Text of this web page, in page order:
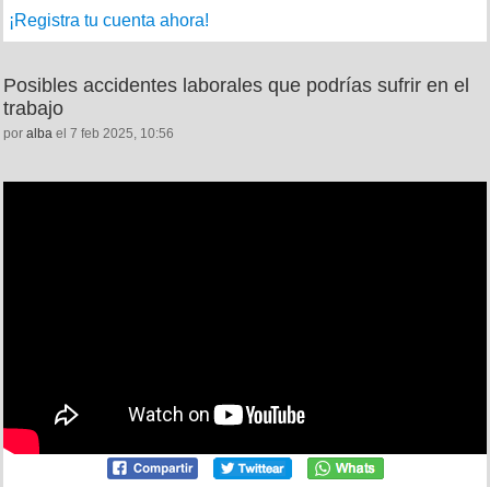
¡Registra tu cuenta ahora!
Posibles accidentes laborales que podrías sufrir en el
trabajo
por alba el 7 feb 2025, 10:56